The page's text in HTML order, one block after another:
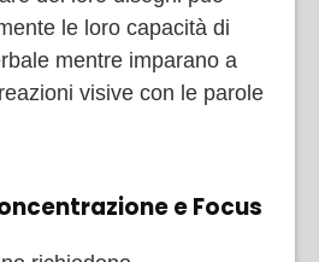
le loro capacità di
mentre imparano a
visive con le parole
e Focus